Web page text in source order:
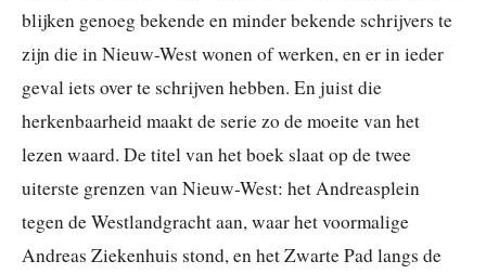
blijken genoeg bekende en minder bekende schrijvers te
zijn die in Nieuw-West wonen of werken, en er in ieder
geval iets over te schrijven hebben. En juist die
herkenbaarheid maakt de serie zo de moeite van het
lezen waard. De titel van het boek slaat op de twee
uiterste grenzen van Nieuw-West: het Andreasplein
tegen de Westlandgracht aan, waar het voormalige
Andreas Ziekenhuis stond, en het Zwarte Pad langs de